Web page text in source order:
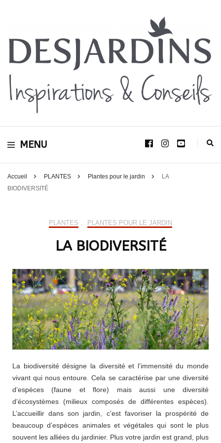
Desjardins
Inspirations &
Conseils
Avec le blog Desjardins, nous avons pour volonté de partager et de transmettre
d’aménagement d’intérieur et d’extérieur.
MENU
Accueil PLANTES Plantes pour le jardin
LA
BIODIVERSITÉ
PLANTES , PLANTES POUR LE JARDIN
LA BIODIVERSITÉ
La biodiversité désigne la diversité et l’immensité du monde
vivant qui nous entoure. Cela se caractérise par une diversité
d’espèces (faune et flore) mais aussi une diversité
d’écosystèmes (milieux composés de différentes espèces).
L’accueillir dans son jardin, c’est favoriser la prospérité de
beaucoup d’espèces animales et végétales qui sont le plus
souvent les alliées du jardinier. Plus votre jardin est grand, plus